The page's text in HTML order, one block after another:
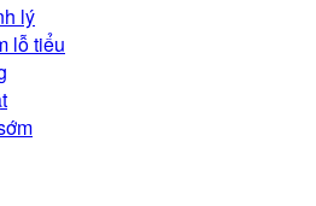
lý
lỗ tiểu